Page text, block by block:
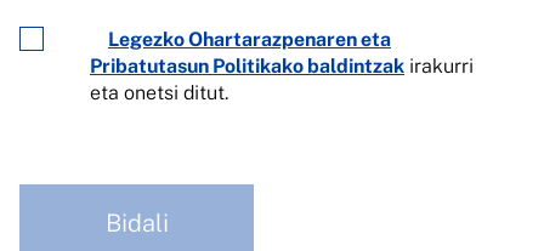
Legezko Ohartarazpenaren eta
Pribatutasun Politikako baldintzak irakurri
eta onetsi ditut.
Bidali